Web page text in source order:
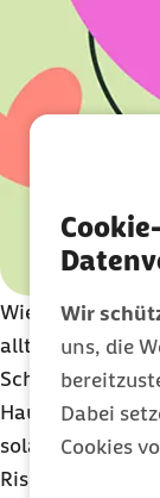
Wir
uns, die
Dabei
Cookies
Wie steht es in
alltäglichen
Schwangere
solange sie
Risikosituation